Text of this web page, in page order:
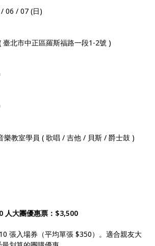
06 / 07 (日)
臺北市中正區羅斯福路一段1-2號 )
樂教室學員 ( 歌唱 / 吉他 / 貝斯 / 爵士鼓 )
人大團優惠票：$3,500
張入場券（平均單張 $350）。適合親友大